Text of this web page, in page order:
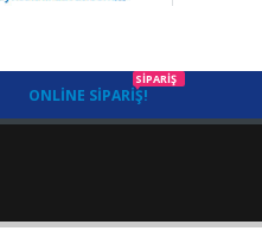
ONLINE SIPARIŞ!
SIPARIŞ